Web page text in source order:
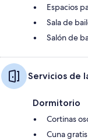
Espacios
Sala de
Salón de
Servicios de
Dormitorio
Cortinas
Cuna gratis